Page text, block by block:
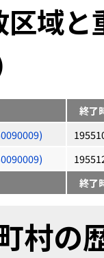
域
終了
終了
村の